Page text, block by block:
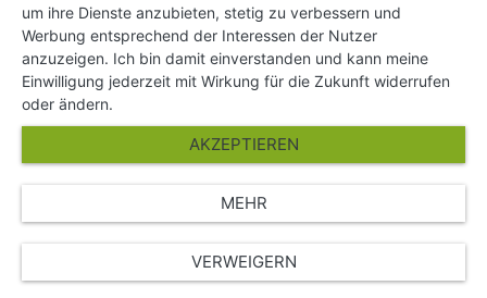
Impressum
Hilfe und Kontakt
Partner
Presse
Über Uns
© Copyright 2026 SGK Stärker gegen Krebs
um ihre Dienste anzubieten, stetig zu verbessern und
Werbung entsprechend der Interessen der Nutzer
anzuzeigen. Ich bin damit einverstanden und kann meine
Einwilligung jederzeit mit Wirkung für die Zukunft widerrufen
oder ändern.
VERWEIGERN
AKZEPTIEREN
MEHR